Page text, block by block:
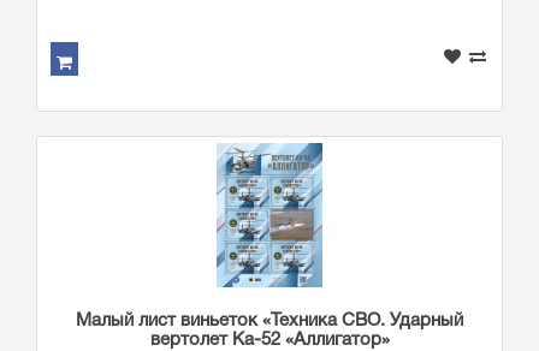
Малый лист виньеток «Техника СВО. Ударный
вертолет Ка-52 «Аллигатор»